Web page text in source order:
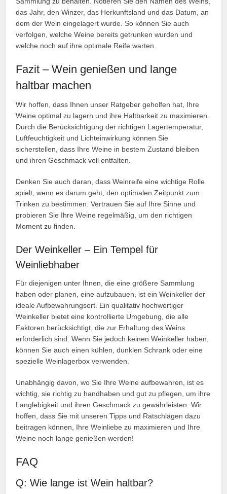
das Jahr, den Winzer, das Herkunftsland und das Datum, an
dem der Wein eingelagert wurde. So können Sie auch
verfolgen, welche Weine bereits getrunken wurden und
welche noch auf ihre optimale Reife warten.
Fazit – Wein genießen und lange
haltbar machen
Wir hoffen, dass Ihnen unser Ratgeber geholfen hat, Ihre
Weine optimal zu lagern und ihre Haltbarkeit zu maximieren.
Durch die Berücksichtigung der richtigen Lagertemperatur,
Luftfeuchtigkeit und Lichteinwirkung können Sie
sicherstellen, dass Ihre Weine in bestem Zustand bleiben
und ihren Geschmack voll entfalten.
Denken Sie auch daran, dass Weinreife eine wichtige Rolle
spielt, wenn es darum geht, den optimalen Zeitpunkt zum
Trinken zu bestimmen. Vertrauen Sie auf Ihre Sinne und
probieren Sie Ihre Weine regelmäßig, um den richtigen
Moment zu finden.
Der Weinkeller – Ein Tempel für
Weinliebhaber
Für diejenigen unter Ihnen, die eine größere Sammlung
haben oder planen, eine aufzubauen, ist ein Weinkeller der
ideale Aufbewahrungsort. Ein qualitativ hochwertiger
Weinkeller bietet eine kontrollierte Umgebung, die alle
Faktoren berücksichtigt, die zur Erhaltung des Weins
erforderlich sind. Wenn Sie jedoch keinen Weinkeller haben,
können Sie auch einen kühlen, dunklen Schrank oder eine
spezielle Weinlagerbox verwenden.
Unabhängig davon, wo Sie Ihre Weine aufbewahren, ist es
wichtig, sie richtig zu handhaben und gut zu pflegen, um ihre
Langlebigkeit und ihren Geschmack zu gewährleisten. Wir
hoffen, dass Sie mit unseren Tipps und Ratschlägen dazu
beitragen können, Ihre Weinliebe zu maximieren und Ihre
Weine noch lange genießen werden!
FAQ
Q: Wie lange ist Wein haltbar?